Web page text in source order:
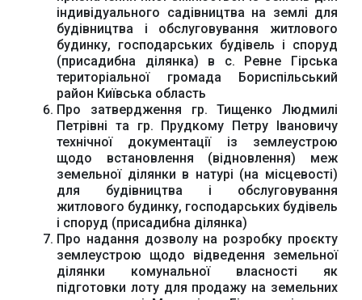
індивідуального садівництва на землі для
будівництва і обслуговування житлового
будинку, господарських будівель і споруд
(присадибна ділянка) в с. Ревне Гірська
територіальної громада Бориспільський
район Київська область
Про затвердження гр. Тищенко Людмилі
Петрівні та гр. Прудкому Петру Івановичу
технічної документації із землеустрою
щодо встановлення (відновлення) меж
земельної ділянки в натурі (на місцевості)
для будівництва і обслуговування
житлового будинку, господарських будівель
і споруд (присадибна ділянка)
Про надання дозволу на розробку проєкту
землеустрою щодо відведення земельної
ділянки комунальної власності як
підготовки лоту для продажу на земельних
Урядовий портал
Київська обласна
державна адміністрація
Офіційний веб-сайт
Бориспільської РДА
Офіційний веб-сайт
Бориспільської
районної ради